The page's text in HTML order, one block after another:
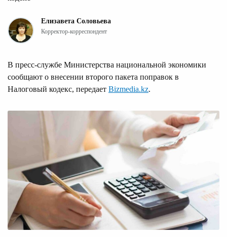
Елизавета Соловьева
Корректор-корреспондент
В пресс-службе Министерства национальной экономики
сообщают о внесении второго пакета поправок в
Налоговый кодекс, передает Bizmedia.kz.